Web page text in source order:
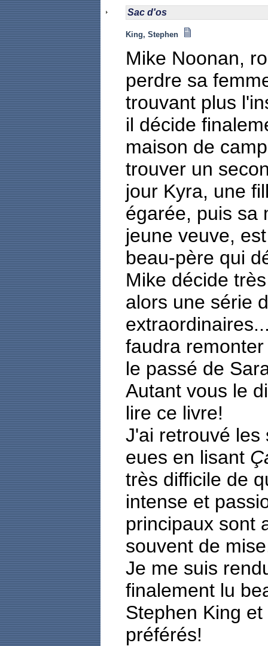
Sac d'os
King, Stephen
Mike Noonan,
perdre sa
trouvant plus
il décide
maison de
trouver un
jour Kyra, une
égarée, puis sa
jeune veuve,
beau-père qui
Mike décide
alors une série
faudra
le passé de
Autant vous le
lire ce livre!
J'ai retrouvé les
eues en lisant
très difficile de
intense et
principaux sont
souvent de
Je me suis
finalement lu
Stephen King
préférés!